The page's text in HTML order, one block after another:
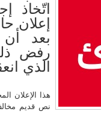
اتّخاذ
إعلان
بعد
رفض
الذي
هذا الإعلان
نص قديم